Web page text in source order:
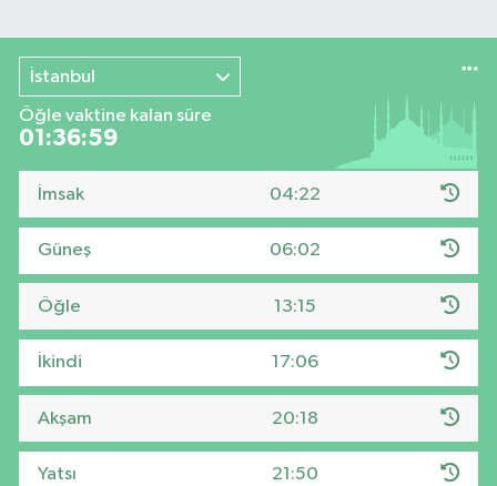
İstanbul
Öğle vaktine kalan süre
01:36:59
İmsak 04:22
Güneş 06:02
Öğle 13:15
İkindi 17:06
Akşam 20:18
Yatsı 21:50